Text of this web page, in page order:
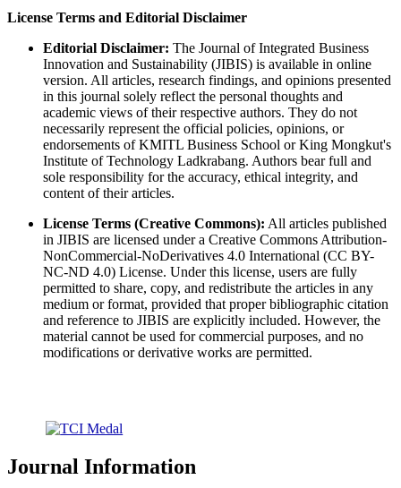
License Terms and Editorial Disclaimer
Editorial Disclaimer: The Journal of Integrated Business
Innovation and Sustainability (JIBIS) is available in online
version. All articles, research findings, and opinions presented
in this journal solely reflect the personal thoughts and
academic views of their respective authors. They do not
necessarily represent the official policies, opinions, or
endorsements of KMITL Business School or King Mongkut's
Institute of Technology Ladkrabang. Authors bear full and
sole responsibility for the accuracy, ethical integrity, and
content of their articles.
License Terms (Creative Commons): All articles published
in JIBIS are licensed under a Creative Commons Attribution-
NonCommercial-NoDerivatives 4.0 International (CC BY-
NC-ND 4.0) License. Under this license, users are fully
permitted to share, copy, and redistribute the articles in any
medium or format, provided that proper bibliographic citation
and reference to JIBIS are explicitly included. However, the
material cannot be used for commercial purposes, and no
modifications or derivative works are permitted.
Journal Information